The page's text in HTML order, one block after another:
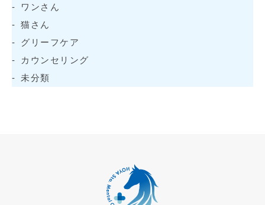
ワンさん
猫さん
グリーフケア
カウンセリング
未分類